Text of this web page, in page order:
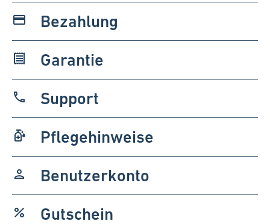
payment Bezahlung
receipt Garantie
phone Support
sanitizer Pflegehinweise
person Benutzerkonto
percent Gutschein